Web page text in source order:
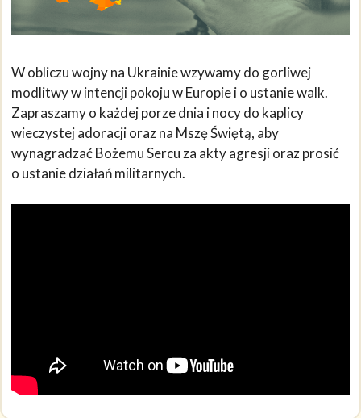
W obliczu wojny na Ukrainie wzywamy do gorliwej
modlitwy w intencji pokoju w Europie i o ustanie walk.
Zapraszamy o każdej porze dnia i nocy do kaplicy
wieczystej adoracji oraz na Mszę Świętą, aby
wynagradzać Bożemu Sercu za akty agresji oraz prosić
o ustanie działań militarnych.